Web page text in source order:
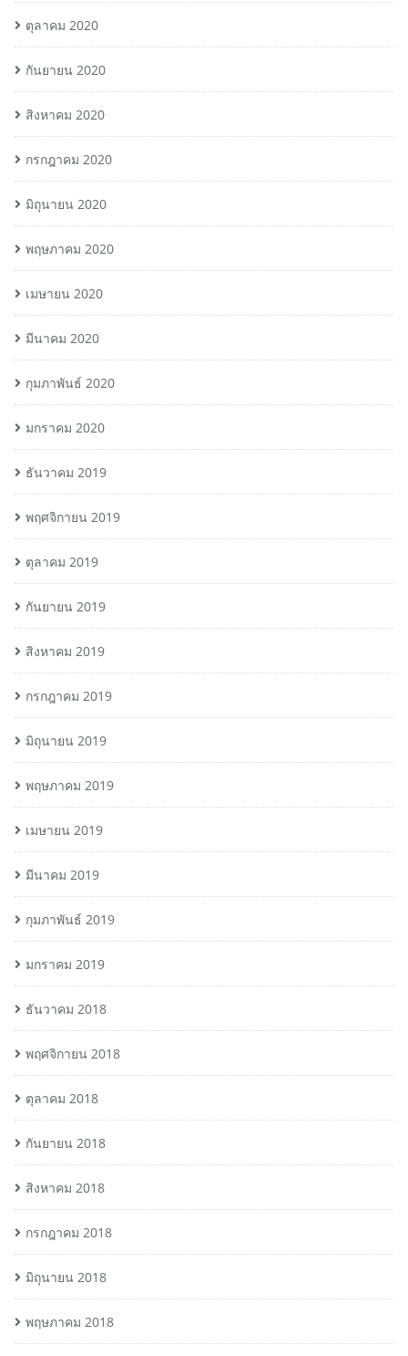
ตุลาคม 2020
กันยายน 2020
สิงหาคม 2020
กรกฎาคม 2020
มิถุนายน 2020
พฤษภาคม 2020
เมษายน 2020
มีนาคม 2020
กุมภาพันธ์ 2020
มกราคม 2020
ธันวาคม 2019
พฤศจิกายน 2019
ตุลาคม 2019
กันยายน 2019
สิงหาคม 2019
กรกฎาคม 2019
มิถุนายน 2019
พฤษภาคม 2019
เมษายน 2019
มีนาคม 2019
กุมภาพันธ์ 2019
มกราคม 2019
ธันวาคม 2018
พฤศจิกายน 2018
ตุลาคม 2018
กันยายน 2018
สิงหาคม 2018
กรกฎาคม 2018
มิถุนายน 2018
พฤษภาคม 2018